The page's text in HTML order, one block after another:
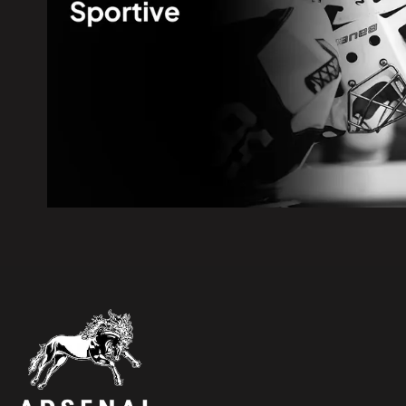
5 août 2026
Élections 2026: le Parti
La route 25 est maintenant